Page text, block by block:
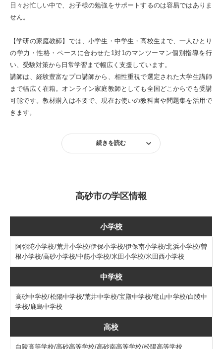
日々お忙しい中で、お子様の勉強をサポートするのは容易ではありま
せん。
【学研の家庭教師】では、小学生・中学生・高校生まで、一人ひとり
の学力・性格・ペースに合わせた1対1のマンツーマン個別指導を行
い、受験対策から日常学習まで幅広く支援しています。
講師は、経験豊富なプロ講師から、相性重視で選定された大学生講師
まで幅広く在籍。オンライン家庭教師としても全国どこからでも受講
可能です。教材購入は不要で、現在お使いの教科書や問題集を活用で
きます。
続きを読む
高砂市の学区情報
小学校
阿弥陀小学校/荒井小学校/伊保小学校/伊保南小学校/北浜小学校/曽
根小学校/高砂小学校/中筋小学校/米田小学校/米田西小学校
中学校
高砂中学校/松陽中学校/荒井中学校/宝殿中学校/竜山中学校/白陵中
学校/鹿島中学校
高校
白陵高等学校/高砂高等学校/高砂南高等学校/松陽高等学校